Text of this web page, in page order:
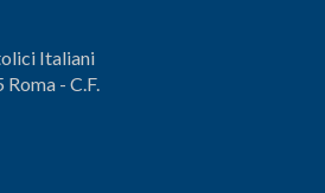
Italiani
- C.F.